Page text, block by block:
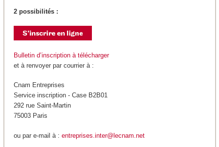
2 possibilités :
Bulletin d’inscription à télécharger
et à renvoyer par courrier à :
Cnam Entreprises
Service inscription - Case B2B01
292 rue Saint-Martin
75003 Paris
ou par e-mail à : entreprises.inter@lecnam.net